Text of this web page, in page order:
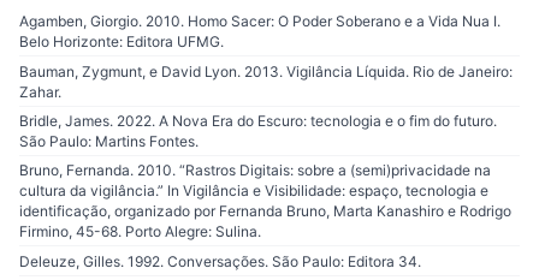
Agamben, Giorgio. 2010. Homo Sacer: O Poder Soberano e a Vida Nua I.
Belo Horizonte: Editora UFMG.
Bauman, Zygmunt, e David Lyon. 2013. Vigilância Líquida. Rio de Janeiro:
Zahar.
Bridle, James. 2022. A Nova Era do Escuro: tecnologia e o fim do futuro.
São Paulo: Martins Fontes.
Bruno, Fernanda. 2010. “Rastros Digitais: sobre a (semi)privacidade na
cultura da vigilância.” In Vigilância e Visibilidade: espaço, tecnologia e
identificação, organizado por Fernanda Bruno, Marta Kanashiro e Rodrigo
Firmino, 45-68. Porto Alegre: Sulina.
Deleuze, Gilles. 1992. Conversações. São Paulo: Editora 34.